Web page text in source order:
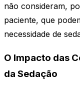
não consideram,
paciente, que
necessidade de
O Impacto das
da Sedação